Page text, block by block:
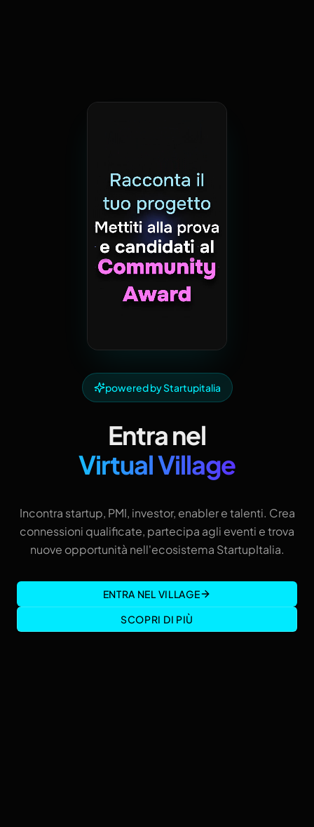
powered by Startupitalia
Entra nel
Virtual Village
Incontra startup, PMI, investor, enabler e talenti. Crea
connessioni qualificate, partecipa agli eventi e trova
nuove opportunità nell'ecosistema StartupItalia.
ENTRA NEL VILLAGE
SCOPRI DI PIÙ